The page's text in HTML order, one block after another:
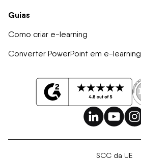
Guias
Como criar e-learning
Converter PowerPoint em e-learning
SCC da UE